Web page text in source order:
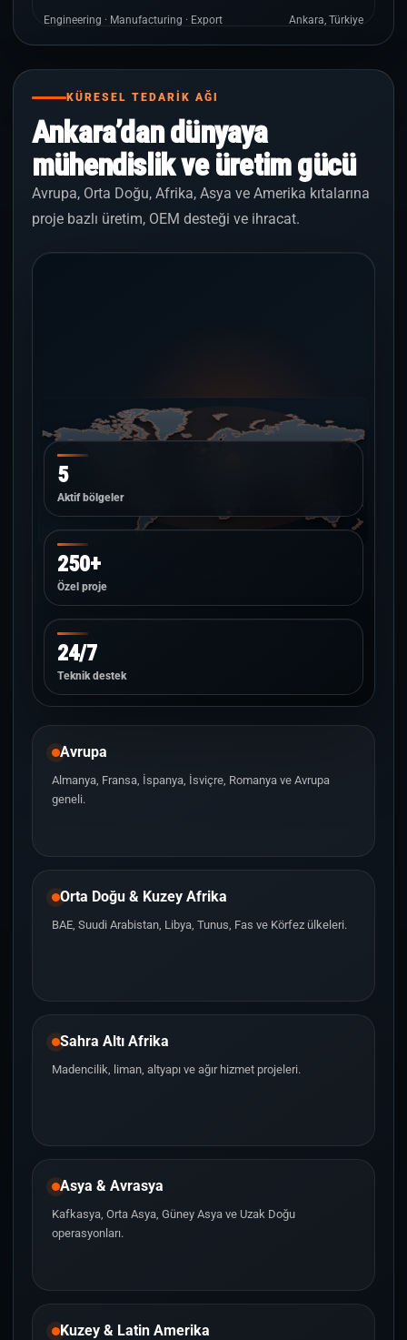
Engineering · Manufacturing · Export Ankara, Türkiye
KÜRESEL TEDARİK AĞI
Ankara’dan dünyaya
mühendislik ve üretim gücü
Avrupa, Orta Doğu, Afrika, Asya ve Amerika kıtalarına
proje bazlı üretim, OEM desteği ve ihracat.
5
Aktif bölgeler
250+
Özel proje
24/7
Teknik destek
Avrupa
Almanya, Fransa, İspanya, İsviçre, Romanya ve Avrupa
geneli.
Orta Doğu & Kuzey Afrika
BAE, Suudi Arabistan, Libya, Tunus, Fas ve Körfez ülkeleri.
Sahra Altı Afrika
Madencilik, liman, altyapı ve ağır hizmet projeleri.
Asya & Avrasya
Kafkasya, Orta Asya, Güney Asya ve Uzak Doğu
operasyonları.
Kuzey & Latin Amerika